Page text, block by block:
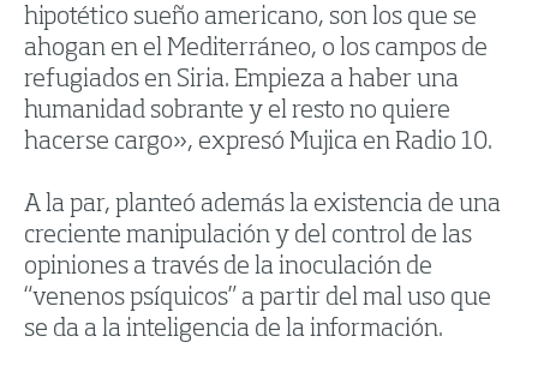
hipotético sueño americano, son los que se
ahogan en el Mediterráneo, o los campos de
refugiados en Siria. Empieza a haber una
humanidad sobrante y el resto no quiere
hacerse cargo», expresó Mujica en Radio 10.
A la par, planteó además la existencia de una
creciente manipulación y del control de las
opiniones a través de la inoculación de
“venenos psíquicos” a partir del mal uso que
se da a la inteligencia de la información.